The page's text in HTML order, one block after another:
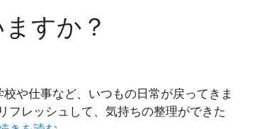
すか？
や仕事など、いつもの日常が戻ってきま
フレッシュして、気持ちの整理ができた